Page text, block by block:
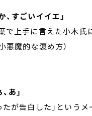
、すごいイイエ」
で上手に言えた小木氏
悪魔的な褒め方）
あ」
たが告白した」というメ